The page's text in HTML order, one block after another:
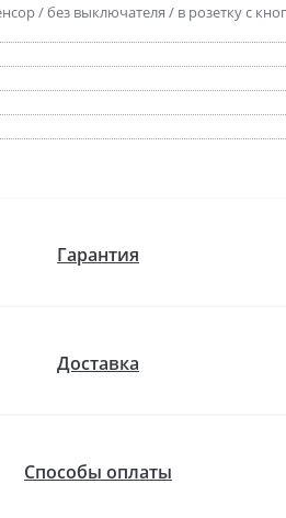
/ без выключателя / в розетку с
Гарантия
Доставка
Способы оплаты